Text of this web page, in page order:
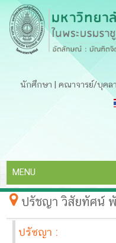
นักศึกษา|คณาจารย์/บุคล
ปรัชญา วิสัยทัศน์
ปรัชญา :